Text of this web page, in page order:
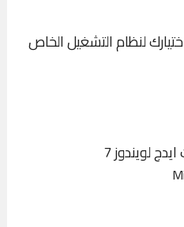
لنظام التشغيل الخاص
لويندوز 7